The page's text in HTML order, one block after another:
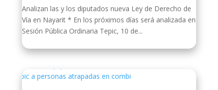
Analizan las y los diputados nueva Ley de Derecho de
Vía en Nayarit * En los próximos días será analizada en
Sesión Pública Ordinaria Tepic, 10 de...